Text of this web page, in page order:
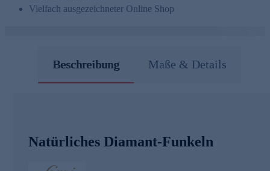
Vielfach ausgezeichneter Online Shop
Beschreibung Maße & Details
Natürliches Diamant-Funkeln